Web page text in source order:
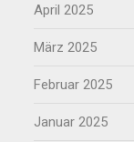
April 2025
März 2025
Februar 2025
Januar 2025